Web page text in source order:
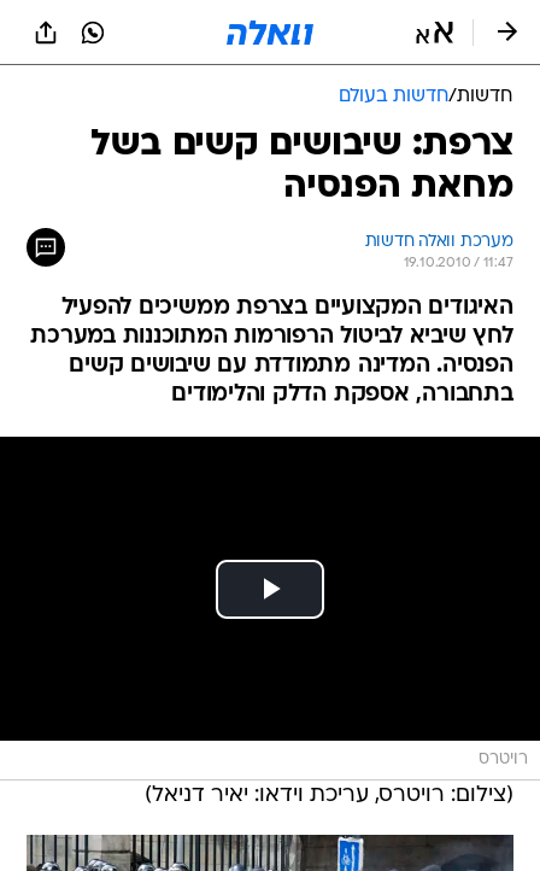
חדשות/חדשות בעולם
צרפת: שיבושים קשים בשל
מחאת הפנסיה
מערכת וואלה חדשות
19.10.2010 / 11:47
האיגודים המקצועיים בצרפת ממשיכים להפעיל
לחץ שיביא לביטול הרפורמות המתוכננות במערכת
הפנסיה. המדינה מתמודדת עם שיבושים קשים
בתחבורה, אספקת הדלק והלימודים
רויטרס
(צילום: רויטרס, עריכת וידאו: יאיר דניאל)